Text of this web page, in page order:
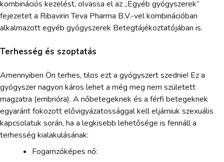
kombinációs kezelést, olvassa el az „Egyéb gyógyszerek”
fejezetet a Ribavirin Teva Pharma B.V.-vel kombinációban
alkalmazott egyéb gyógyszerek Betegtájékoztatójában is.
Terhesség és szoptatás
Amennyiben Ön terhes, tilos ezt a gyógyszert szednie! Ez a
gyógyszer nagyon káros lehet a még meg nem született
magzatra (embrióra). A nőbetegeknek és a férfi betegeknek
egyaránt fokozott elővigyázatossággal kell eljárniuk szexuális
kapcsolatuk során, ha a legkisebb lehetősége is fennáll a
terhesség kialakulásának:
Fogamzóképes nő: